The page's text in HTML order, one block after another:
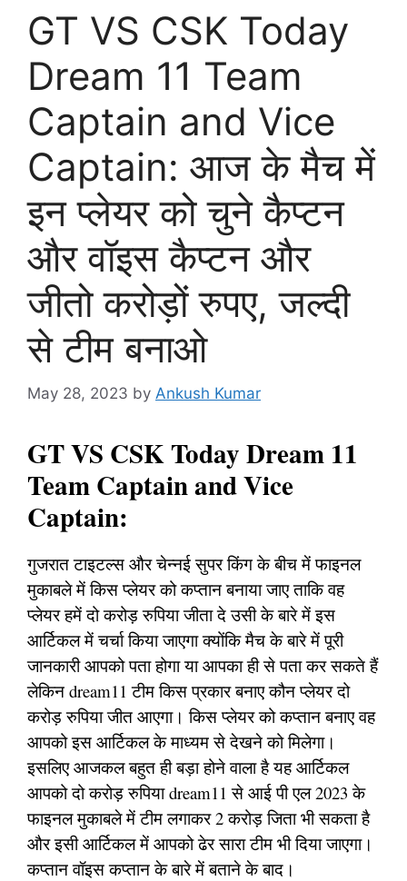
GT VS CSK Today
Dream 11 Team
Captain and Vice
Captain: आज के मैच में
इन प्लेयर को चुने कैप्टन
और वॉइस कैप्टन और
जीतो करोड़ों रुपए, जल्दी
से टीम बनाओ
May 28, 2023 by Ankush Kumar
GT VS CSK Today Dream 11
Team Captain and Vice
Captain:
गुजरात टाइटल्स और चेन्नई सुपर किंग के बीच में फाइनल
मुकाबले में किस प्लेयर को कप्तान बनाया जाए ताकि वह
प्लेयर हमें दो करोड़ रुपिया जीता दे उसी के बारे में इस
आर्टिकल में चर्चा किया जाएगा क्योंकि मैच के बारे में पूरी
जानकारी आपको पता होगा या आपका ही से पता कर सकते हैं
लेकिन dream11 टीम किस प्रकार बनाए कौन प्लेयर दो
करोड़ रुपिया जीत आएगा। किस प्लेयर को कप्तान बनाए वह
आपको इस आर्टिकल के माध्यम से देखने को मिलेगा।
इसलिए आजकल बहुत ही बड़ा होने वाला है यह आर्टिकल
आपको दो करोड़ रुपिया dream11 से आई पी एल 2023 के
फाइनल मुकाबले में टीम लगाकर 2 करोड़ जिता भी सकता है
और इसी आर्टिकल में आपको ढेर सारा टीम भी दिया जाएगा।
कप्तान वॉइस कप्तान के बारे में बताने के बाद।